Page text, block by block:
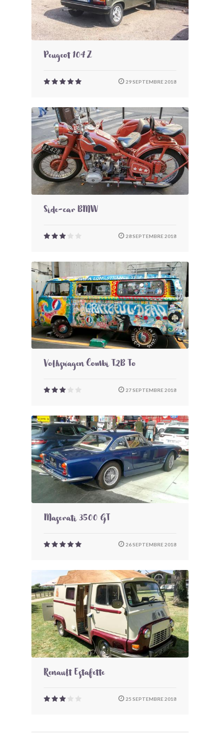
Peugeot 104 Z
29 SEPTEMBRE 2018
Side-car BMW
28 SEPTEMBRE 2018
Volkswagen Combi T2B To
27 SEPTEMBRE 2018
Maserati 3500 GT
26 SEPTEMBRE 2018
Renault Estafette
25 SEPTEMBRE 2018